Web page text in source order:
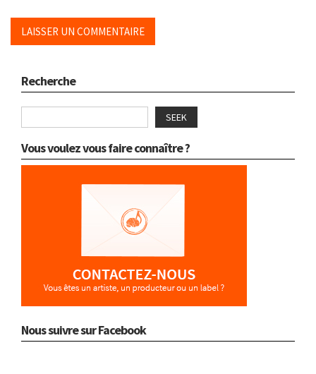
Recherche
SEEK
Vous voulez vous faire connaître ?
Nous suivre sur Facebook